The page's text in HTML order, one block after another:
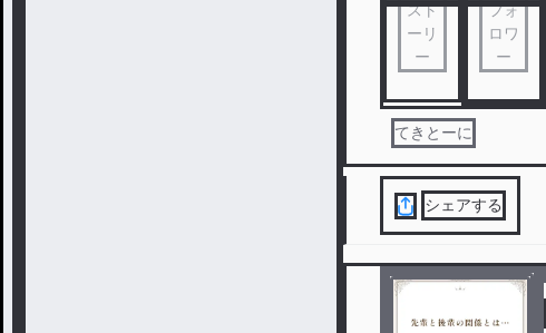
スト
ーリ
ー
フォ
ロワ
ー
てきとーに
シェアする